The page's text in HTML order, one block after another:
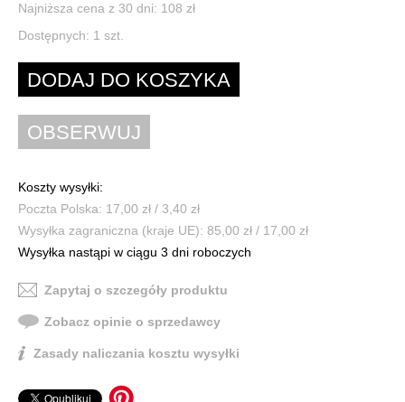
Najniższa cena z 30 dni: 108 zł
Dostępnych: 1 szt.
Koszty wysyłki:
Poczta Polska: 17,00 zł / 3,40 zł
Wysyłka zagraniczna (kraje UE): 85,00 zł / 17,00 zł
Wysyłka nastąpi w ciągu 3 dni roboczych
Zapytaj o szczegóły produktu
Zobacz opinie o sprzedawcy
Zasady naliczania kosztu wysyłki